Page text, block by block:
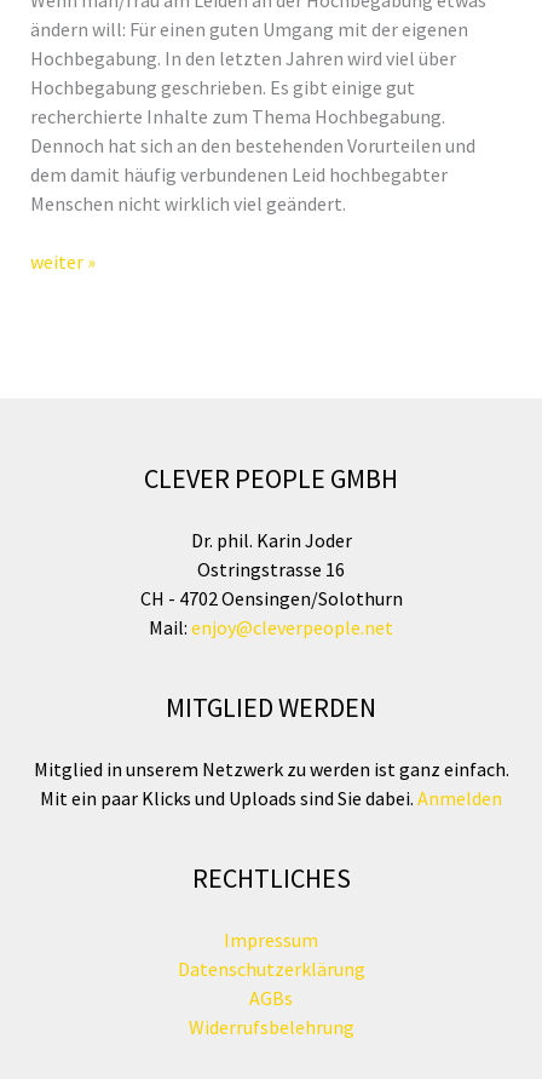
ändern will: Für einen guten Umgang mit der eigenen
Hochbegabung. In den letzten Jahren wird viel über
Hochbegabung geschrieben. Es gibt einige gut
recherchierte Inhalte zum Thema Hochbegabung.
Dennoch hat sich an den bestehenden Vorurteilen und
dem damit häufig verbundenen Leid hochbegabter
Menschen nicht wirklich viel geändert.
Leiden
weiter »
CLEVER PEOPLE GMBH
Dr. phil. Karin Joder
Ostringstrasse 16
CH - 4702 Oensingen/Solothurn
Mail: enjoy@cleverpeople.net
MITGLIED WERDEN
Mitglied in unserem Netzwerk zu werden ist ganz einfach.
Mit ein paar Klicks und Uploads sind Sie dabei. Anmelden
RECHTLICHES
Impressum
Datenschutzerklärung
AGBs
Widerrufsbelehrung